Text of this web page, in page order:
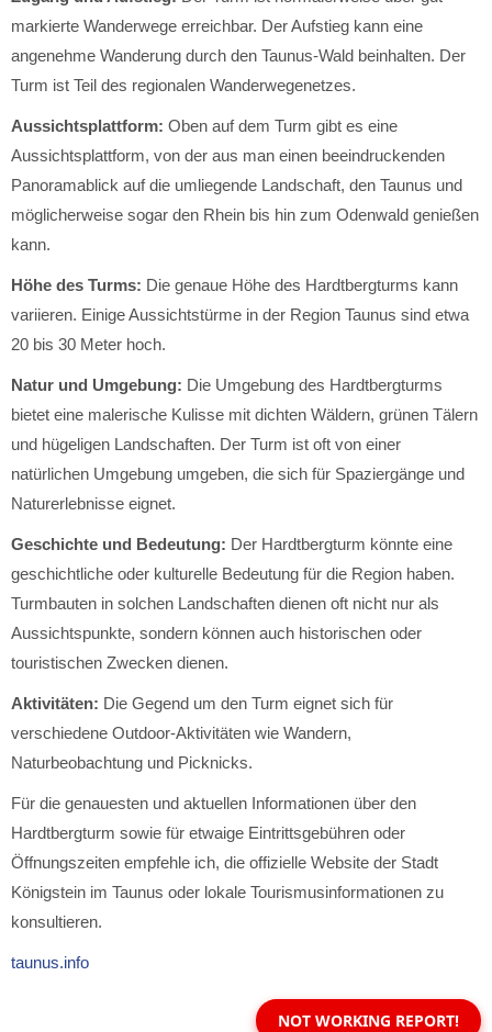
markierte Wanderwege erreichbar. Der Aufstieg kann eine
angenehme Wanderung durch den Taunus-Wald beinhalten. Der
Turm ist Teil des regionalen Wanderwegenetzes.
Aussichtsplattform: Oben auf dem Turm gibt es eine
Aussichtsplattform, von der aus man einen beeindruckenden
Panoramablick auf die umliegende Landschaft, den Taunus und
möglicherweise sogar den Rhein bis hin zum Odenwald genießen
kann.
Höhe des Turms: Die genaue Höhe des Hardtbergturms kann
variieren. Einige Aussichtstürme in der Region Taunus sind etwa
20 bis 30 Meter hoch.
Natur und Umgebung: Die Umgebung des Hardtbergturms
bietet eine malerische Kulisse mit dichten Wäldern, grünen Tälern
und hügeligen Landschaften. Der Turm ist oft von einer
natürlichen Umgebung umgeben, die sich für Spaziergänge und
Naturerlebnisse eignet.
Geschichte und Bedeutung: Der Hardtbergturm könnte eine
geschichtliche oder kulturelle Bedeutung für die Region haben.
Turmbauten in solchen Landschaften dienen oft nicht nur als
Aussichtspunkte, sondern können auch historischen oder
touristischen Zwecken dienen.
Aktivitäten: Die Gegend um den Turm eignet sich für
verschiedene Outdoor-Aktivitäten wie Wandern,
Naturbeobachtung und Picknicks.
Für die genauesten und aktuellen Informationen über den
Hardtbergturm sowie für etwaige Eintrittsgebühren oder
Öffnungszeiten empfehle ich, die offizielle Website der Stadt
Königstein im Taunus oder lokale Tourismusinformationen zu
konsultieren.
taunus.info
NOT WORKING REPORT!